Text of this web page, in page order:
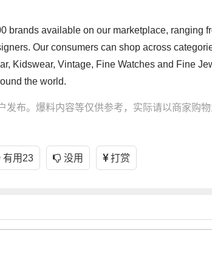
brands available on our marketplace, ranging
Our consumers can shop across
Kidswear, Vintage, Fine Watches and Fine
the world.
发布。爆料内容等仅供参考，实际请以商家购
有用 23 没用 打赏